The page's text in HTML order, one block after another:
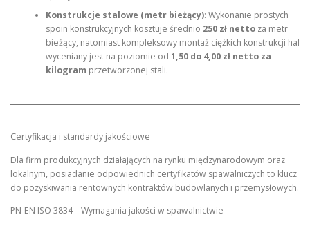
Konstrukcje stalowe (metr bieżący): Wykonanie prostych
spoin konstrukcyjnych kosztuje średnio 250 zł nettoza metr
bieżący, natomiast kompleksowy montaż ciężkich konstrukcji hal
wyceniany jest na poziomie od 1,50 do 4,00 zł netto za
kilogram przetworzonej stali.
Certyfikacja i standardy jakościowe
Dla firm produkcyjnych działających na rynku międzynarodowym oraz
lokalnym, posiadanie odpowiednich certyfikatów spawalniczych to klucz
do pozyskiwania rentownych kontraktów budowlanych i przemysłowych.
PN-EN ISO 3834 – Wymagania jakości w spawalnictwie